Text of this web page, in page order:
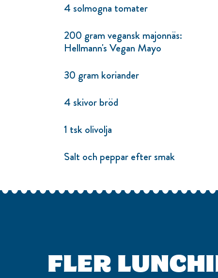
4 solmogna tomater
200 gram vegansk majonnäs:
Hellmann's Vegan Mayo
30 gram koriander
4 skivor bröd
1 tsk olivolja
Salt och peppar efter smak
FLER